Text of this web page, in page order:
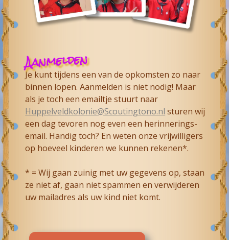
Aanmelden
Je kunt tijdens een van de opkomsten zo naar
binnen lopen. Aanmelden is niet nodig! Maar
als je toch een emailtje stuurt naar
Huppelveldkolonie@Scoutingtono.nl sturen wij
een dag tevoren nog even een herinnerings-
email. Handig toch? En weten onze vrijwilligers
op hoeveel kinderen we kunnen rekenen*.
* = Wij gaan zuinig met uw gegevens op, staan
ze niet af, gaan niet spammen en verwijderen
uw mailadres als uw kind niet komt.